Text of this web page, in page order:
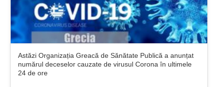
Astăzi Organizația Greacă de Sănătate Publică a anunțat
numărul deceselor cauzate de virusul Corona în ultimele
24 de ore